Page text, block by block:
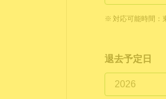
※ 対応可能時間：
退去予定日